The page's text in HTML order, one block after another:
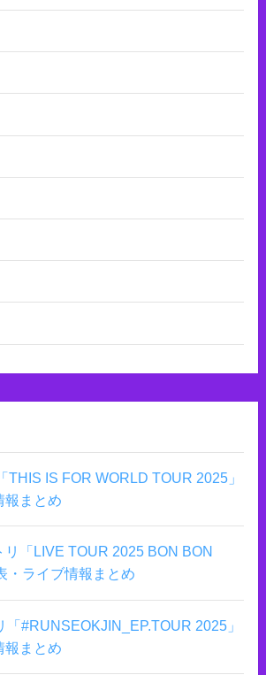
THIS IS FOR WORLD TOUR 2025」
報まとめ
「LIVE TOUR 2025 BON BON
・ライブ情報まとめ
#RUNSEOKJIN_EP.TOUR 2025」
報まとめ